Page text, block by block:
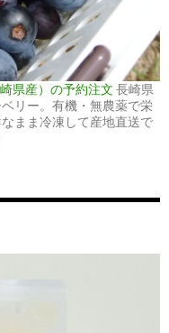
県産）の予約注文 長崎県
リー。有機・無農薬で栄
まま冷凍して産地直送で